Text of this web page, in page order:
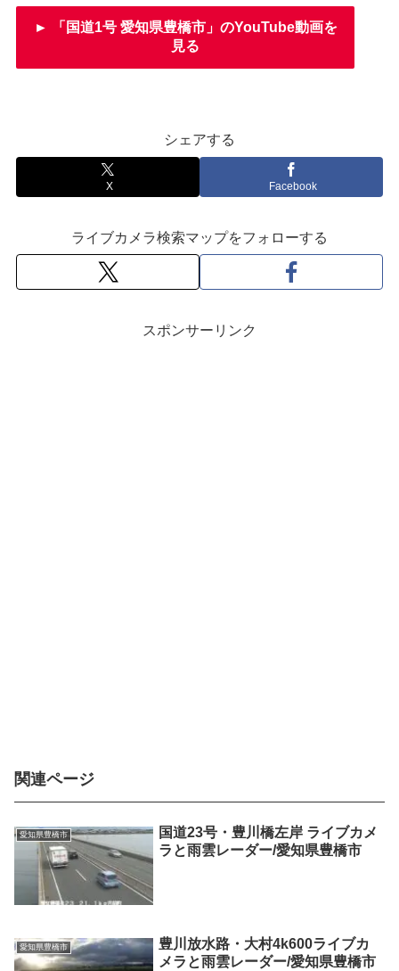
► 「国道1号 愛知県豊橋市」のYouTube動画を
見る
シェアする
X Facebook
ライブカメラ検索マップをフォローする
スポンサーリンク
関連ページ
愛知県豊橋市
国道23号・豊川橋左岸 ライブカメ
ラと雨雲レーダー/愛知県豊橋市
愛知県豊橋市
豊川放水路・大村4k600ライブカ
メラと雨雲レーダー/愛知県豊橋市